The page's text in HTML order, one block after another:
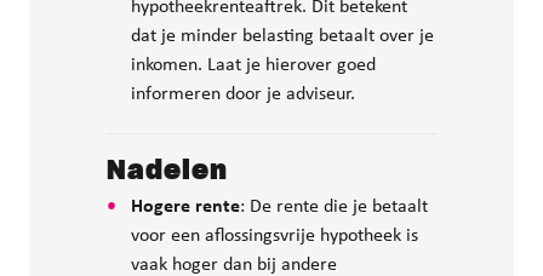
hypotheekrenteaftrek. Dit betekent
dat je minder belasting betaalt over je
inkomen. Laat je hierover goed
informeren door je adviseur.
Nadelen
Hogere rente: De rente die je betaalt
voor een aflossingsvrije hypotheek is
vaak hoger dan bij andere